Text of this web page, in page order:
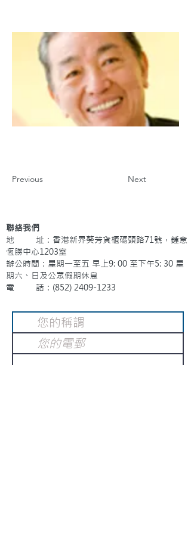
Previous Next
聯絡我們
地 址：香港新界葵芳貨櫃碼頭路71號，鍾意
恆勝中心1203室
辦公時間：星期一至五 早上9: 00 至下午5: 30 星
期六、日及公眾假期休息
電 話：(852) 2409-1233